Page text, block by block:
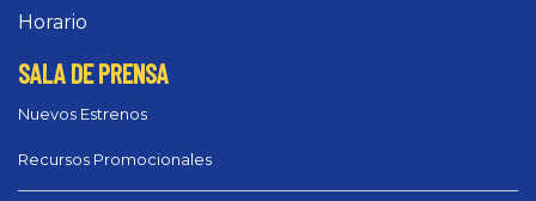
Horario
SALA DE PRENSA
Nuevos Estrenos
Recursos Promocionales